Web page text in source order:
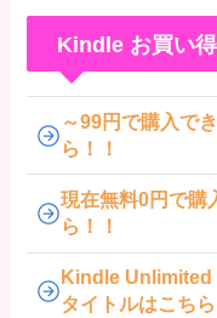
Kindle お買い
～99円で購入で
ら！！
現在無料0円で購
ら！！
Kindle Unlimited
タイトルはこちら